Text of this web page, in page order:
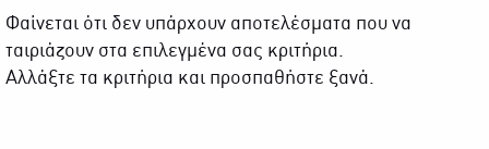
Φαίνεται ότι δεν υπάρχουν αποτελέσματα που να
ταιριάζουν στα επιλεγμένα σας κριτήρια.
Αλλάξτε τα κριτήρια και προσπαθήστε ξανά.